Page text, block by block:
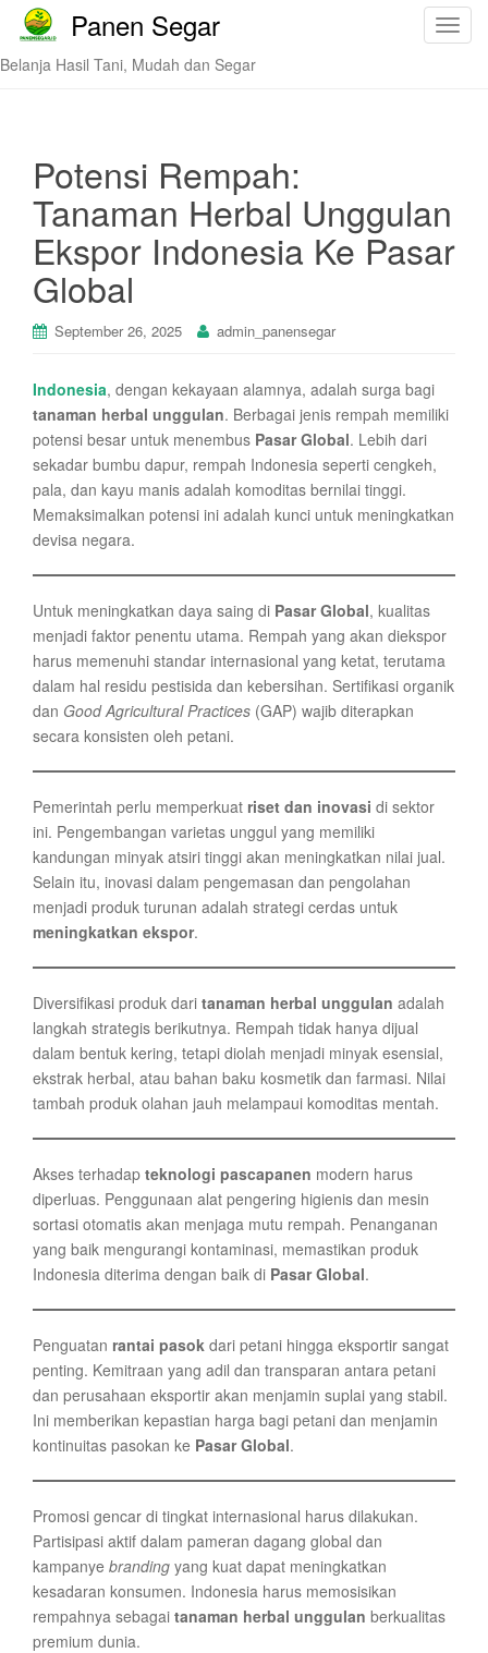
T
a
v
i
n
Panen Segar
Belanja Hasil Tani, Mudah dan Segar
Potensi Rempah:
Tanaman Herbal Unggulan
Ekspor Indonesia Ke Pasar
Global
September 26, 2025 admin_panensegar
Indonesia, dengan kekayaan alamnya, adalah surga bagi
tanaman herbal unggulan. Berbagai jenis rempah memiliki
potensi besar untuk menembus Pasar Global. Lebih dari
sekadar bumbu dapur, rempah Indonesia seperti cengkeh,
pala, dan kayu manis adalah komoditas bernilai tinggi.
Memaksimalkan potensi ini adalah kunci untuk meningkatkan
devisa negara.
Untuk meningkatkan daya saing di Pasar Global, kualitas
menjadi faktor penentu utama. Rempah yang akan diekspor
harus memenuhi standar internasional yang ketat, terutama
dalam hal residu pestisida dan kebersihan. Sertifikasi organik
dan Good Agricultural Practices (GAP) wajib diterapkan
secara konsisten oleh petani.
Pemerintah perlu memperkuat riset dan inovasi di sektor
ini. Pengembangan varietas unggul yang memiliki
kandungan minyak atsiri tinggi akan meningkatkan nilai jual.
Selain itu, inovasi dalam pengemasan dan pengolahan
menjadi produk turunan adalah strategi cerdas untuk
meningkatkan ekspor.
Diversifikasi produk dari tanaman herbal unggulan adalah
langkah strategis berikutnya. Rempah tidak hanya dijual
dalam bentuk kering, tetapi diolah menjadi minyak esensial,
ekstrak herbal, atau bahan baku kosmetik dan farmasi. Nilai
tambah produk olahan jauh melampaui komoditas mentah.
Akses terhadap teknologi pascapanen modern harus
diperluas. Penggunaan alat pengering higienis dan mesin
sortasi otomatis akan menjaga mutu rempah. Penanganan
yang baik mengurangi kontaminasi, memastikan produk
Indonesia diterima dengan baik di Pasar Global.
Penguatan rantai pasok dari petani hingga eksportir sangat
penting. Kemitraan yang adil dan transparan antara petani
dan perusahaan eksportir akan menjamin suplai yang stabil.
Ini memberikan kepastian harga bagi petani dan menjamin
kontinuitas pasokan ke Pasar Global.
Promosi gencar di tingkat internasional harus dilakukan.
Partisipasi aktif dalam pameran dagang global dan
kampanye branding yang kuat dapat meningkatkan
kesadaran konsumen. Indonesia harus memosisikan
rempahnya sebagai tanaman herbal unggulan berkualitas
premium dunia.